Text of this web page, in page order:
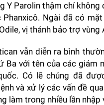
Y Parolin thậm chí
Ngài đã có
vị thánh bảo trợ vùng
vẫn diễn ra bình
Ba với tên của các
Có lẽ chúng đã
và xử lý các vấn đề
làm trong nhiều lần nhập